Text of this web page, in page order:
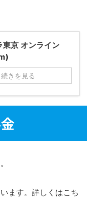
東京 オンライン
続きを見る
ます。詳しくはこち